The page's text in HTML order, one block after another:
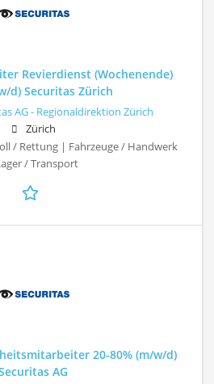
Revierdienst (Wochenende)
d) Securitas Zürich
AG - Regionaldirektion Zürich
Zürich
/ Rettung | Fahrzeuge / Handwerk
/ Transport
20-80% (m/w/d)
AG